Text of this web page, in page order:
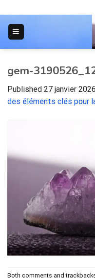
to
content
gem-
Published 27 janvier 2026
des éléments clés pour
Both comments and